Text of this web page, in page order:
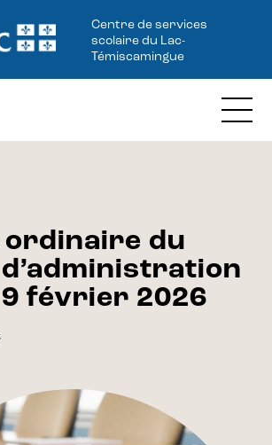
Centre de services
scolaire du Lac-
Témiscamingue
ordinaire du
février 2026